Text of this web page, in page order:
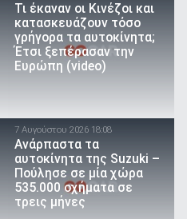
Τι έκαναν οι Κινέζοι και
κατασκευάζουν τόσο
γρήγορα τα αυτοκίνητα;
Έτσι ξεπέρασαν την
Ευρώπη (video)
7 Αυγούστου 2026 18:08
Ανάρπαστα τα
αυτοκίνητα της Suzuki –
Πούλησε σε μία χώρα
535.000 οχήματα σε
τρεις μήνες